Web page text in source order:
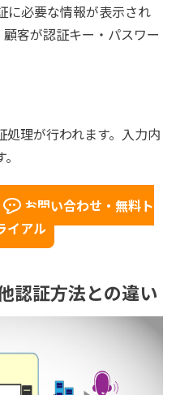
に必要な情報が表示され
客が認証キー・パスワー
理が行われます。入力内
お問い合わせ・無料ト
イアル
認証方法との違い